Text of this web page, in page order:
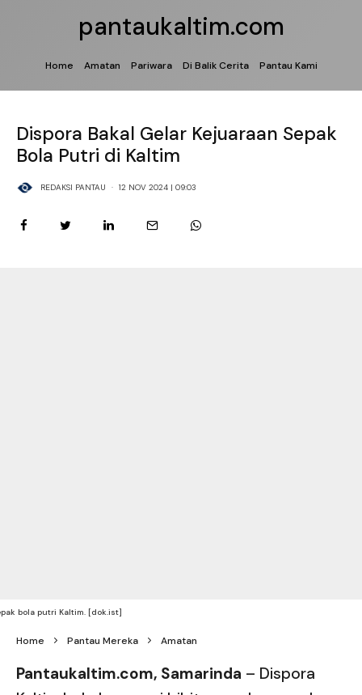
pantaukaltim.com
Home Amatan Pariwara Di Balik Cerita Pantau Kami
Dispora Bakal Gelar Kejuaraan Sepak
Bola Putri di Kaltim
REDAKSI PANTAU · 12 NOV 2024 | 09:03
bola putri Kaltim. [dok.ist]
Home Pantau Mereka Amatan
Pantaukaltim.com, Samarinda – Dispora